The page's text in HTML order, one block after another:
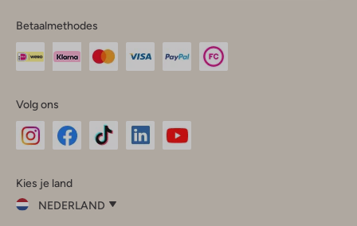
Betaalmethodes
Volg ons
InstagramFacebook
Kies je land
NEDERLAND